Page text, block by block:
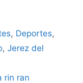
, Deportes,
, Jerez del
rin ran